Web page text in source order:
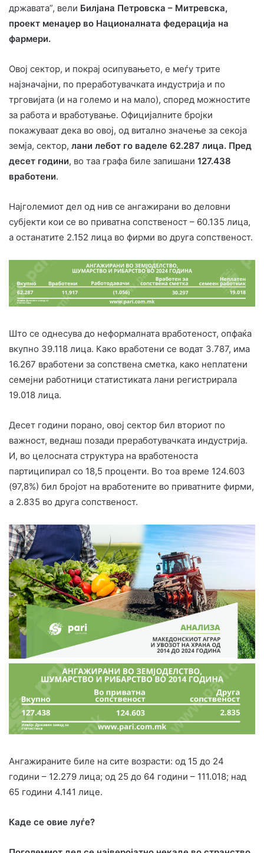
државата”, вели Билјана Петровска – Митревска,
проект менаџер во Националната федерација на
фармери.
Овој сектор, и покрај осипувањето, е меѓу трите
најзначајни, по преработувачката индустрија и по
трговијата (и на големо и на мало), според можностите
за работа и вработување. Официјалните бројки
покажуваат дека во овој, од витално значење за секоја
земја, сектор, лани лебот го ваделе 62.287 лица. Пред
десет години, во таа графа биле запишани 127.438
вработени.
Најголемиот дел од нив се ангажирани во деловни
субјекти кои се во приватна сопственост – 60.135 лица,
а останатите 2.152 лица во фирми во друга сопственост.
Што се однесува до неформалната вработеност, опфаќа
вкупно 39.118 лица. Како вработени се водат 3.787, има
16.267 вработени за сопствена сметка, како неплатени
семејни работници статистиката лани регистрирала
19.018 лица.
Десет години порано, овој сектор бил вториот по
важност, веднаш позади преработувачката индустрија.
И, во целосната структура на вработеноста
партиципирал со 18,5 проценти. Во тоа време 124.603
(97,8%) бил бројот на вработените во приватните фирми,
а 2.835 во друга сопственост.
Ангажираните биле на сите возрасти: од 15 до 24
години – 12.279 лица; од 25 до 64 години – 111.018; над
65 години 4.141 лице.
Каде се овие луѓе?